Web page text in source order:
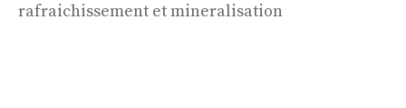
rafraichissement et mineralisation